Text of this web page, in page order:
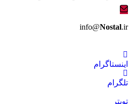
info@Nostal.ir
اینستاگرام
تلگرام
تویتر